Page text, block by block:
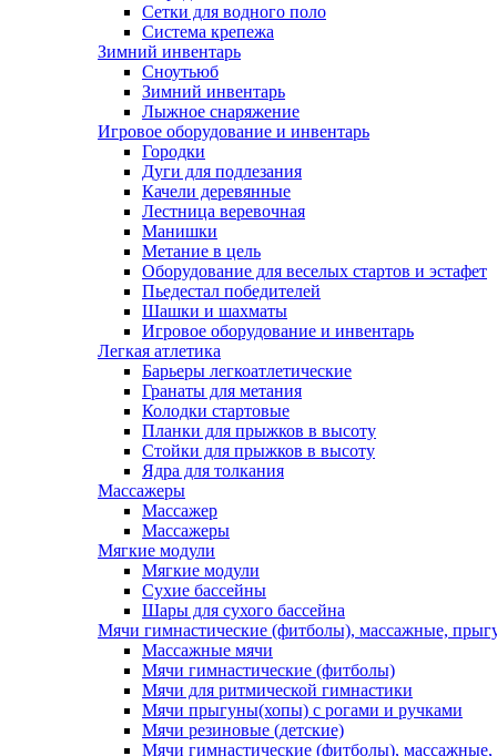
Сетки для водного поло
Система крепежа
Зимний инвентарь
Сноутьюб
Зимний инвентарь
Лыжное снаряжение
Игровое оборудование и инвентарь
Городки
Дуги для подлезания
Качели деревянные
Лестница веревочная
Манишки
Метание в цель
Оборудование для веселых стартов и эстафет
Пьедестал победителей
Шашки и шахматы
Игровое оборудование и инвентарь
Легкая атлетика
Барьеры легкоатлетические
Гранаты для метания
Колодки стартовые
Планки для прыжков в высоту
Стойки для прыжков в высоту
Ядра для толкания
Массажеры
Массажер
Массажеры
Мягкие модули
Мягкие модули
Сухие бассейны
Шары для сухого бассейна
Мячи гимнастические (фитболы), массажные,
Массажные мячи
Мячи гимнастические (фитболы)
Мячи для ритмической гимнастики
Мячи прыгуны(хопы) с рогами и ручками
Мячи резиновые (детские)
Мячи гимнастические (фитболы),